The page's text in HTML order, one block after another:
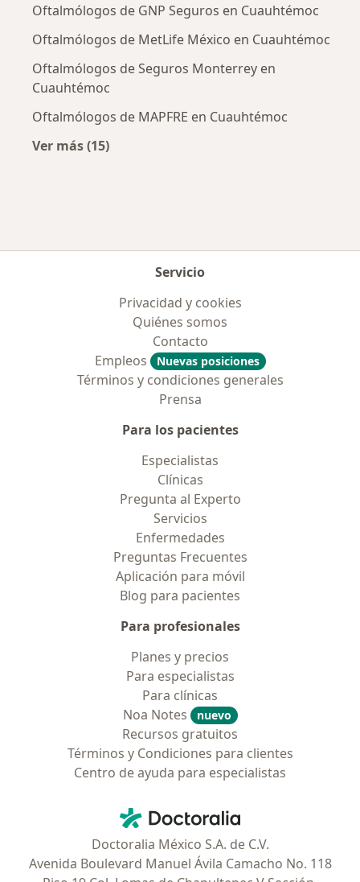
Oftalmólogos de GNP Seguros en Cuauhtémoc
Oftalmólogos de MetLife México en Cuauhtémoc
Oftalmólogos de Seguros Monterrey en
Cuauhtémoc
Oftalmólogos de MAPFRE en Cuauhtémoc
Ver más (15)
Servicio
Privacidad y cookies
Quiénes somos
Contacto
Empleos
Nuevas posiciones
Términos y condiciones generales
Prensa
Para los pacientes
Especialistas
Clínicas
Pregunta al Experto
Servicios
Enfermedades
Preguntas Frecuentes
Aplicación para móvil
Blog para pacientes
Para profesionales
Planes y precios
Para especialistas
Para clínicas
Noa Notes
nuevo
Recursos gratuitos
Términos y Condiciones para clientes
Centro de ayuda para especialistas
Doctoralia - Página de inicio
Doctoralia México S.A. de C.V.
Avenida Boulevard Manuel Ávila Camacho No. 118